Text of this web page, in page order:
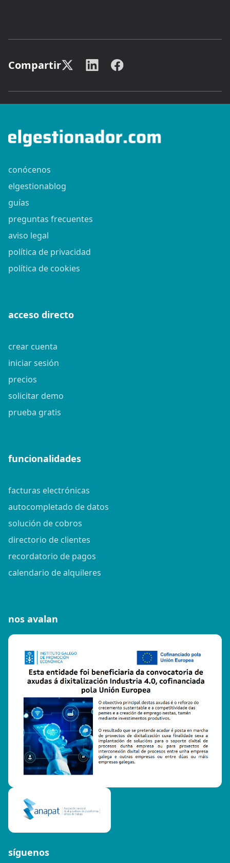
Compartir
conócenos
elgestionablog
guías
preguntas frecuentes
aviso legal
política de privacidad
política de cookies
acceso directo
crear cuenta
iniciar sesión
precios
solicitar demo
prueba gratis
funcionalidades
facturas electrónicas
autocompletado de datos
solución de cobros
directorio de clientes
recordatorio de pagos
calendario de alquileres
nos avalan
síguenos